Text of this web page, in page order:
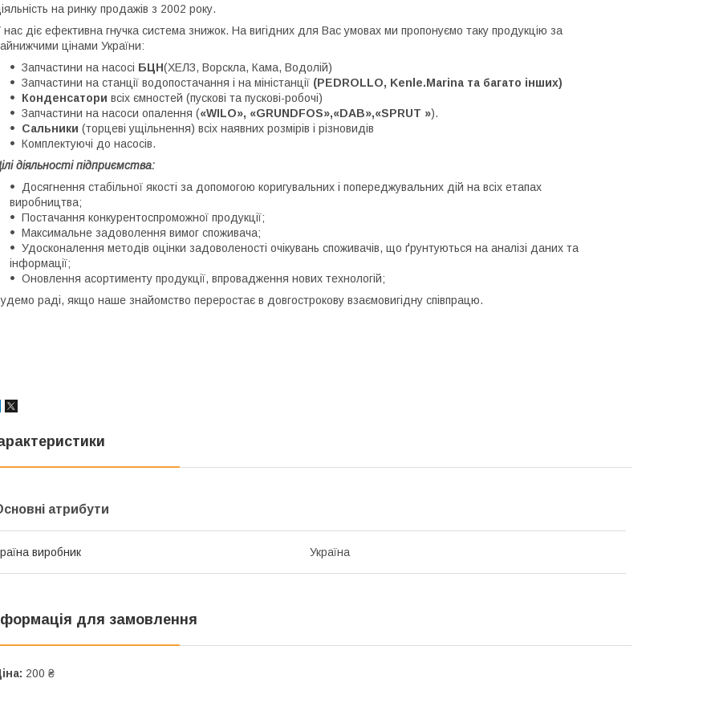
на ринку продажів з 2002 року.
нас діє ефективна гнучка система знижок. На вигідних для Вас умовах ми пропонуємо таку продукцію за
цінами України:
Запчастини на насосі БЦН(ХЕЛЗ, Ворскла, Кама, Водолій)
Запчастини на станції водопостачання і на міністанції (PEDROLLO, Kenle.Marina та багато інших)
Конденсатори всіх ємностей (пускові та пускові-робочі)
Запчастини на насоси опалення («WILO», «GRUNDFOS»,«DAB»,«SPRUT »).
Сальники (торцеві ущільнення) всіх наявних розмірів і різновидів
Комплектуючі до насосів.
діяльності підприємства:
Досягнення стабільної якості за допомогою коригувальних і попереджувальних дій на всіх етапах
виробництва;
Постачання конкурентоспроможної продукції;
Максимальне задоволення вимог споживача;
Удосконалення методів оцінки задоволеності очікувань споживачів, що ґрунтуються на аналізі даних та
інформації;
Оновлення асортименту продукції, впровадження нових технологій;
раді, якщо наше знайомство переростає в довгострокову взаємовигідну співпрацю.
атрибути
виробник Україна
для замовлення
200 ₴